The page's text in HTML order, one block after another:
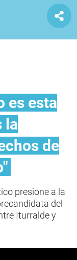
es esta
la
de
presione a la
del
Iturralde y